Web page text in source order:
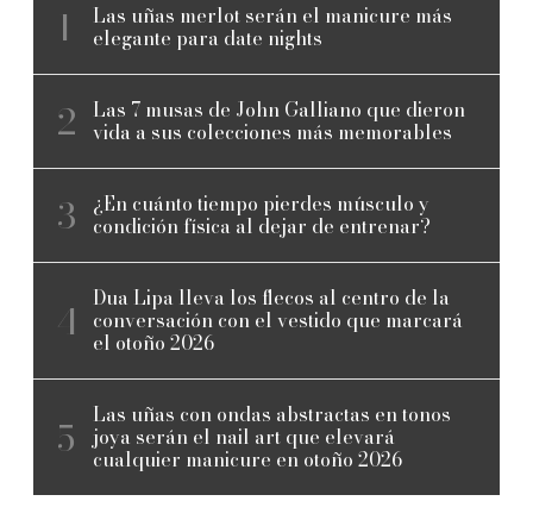
Las uñas merlot serán el manicure más
elegante para date nights
Las 7 musas de John Galliano que dieron
vida a sus colecciones más memorables
¿En cuánto tiempo pierdes músculo y
condición física al dejar de entrenar?
Dua Lipa lleva los flecos al centro de la
conversación con el vestido que marcará
el otoño 2026
Las uñas con ondas abstractas en tonos
joya serán el nail art que elevará
cualquier manicure en otoño 2026